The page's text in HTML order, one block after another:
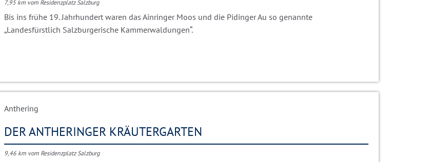
7,95 km vom Residenzplatz Salzburg
Bis ins frühe 19. Jahrhundert waren das Ainringer Moos und die Pidinger Au so genannte
„Landesfürstlich Salzburgerische Kammerwaldungen“.
Anthering
DER ANTHERINGER KRÄUTERGARTEN
9,46 km vom Residenzplatz Salzburg